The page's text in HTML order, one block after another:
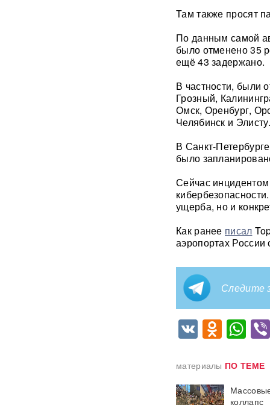
Там также просят
По данным самой
было отменено 35
ещё 43 задержано.
В частности, были
Грозный,
Омск, Оренбург,
Челябинск и Элисту.
В Санкт-
было
Сейчас
ущерба, но и
Как ранее писал
аэропортах России
Следите
VK
материалы ПО ТЕМЕ
коллапс